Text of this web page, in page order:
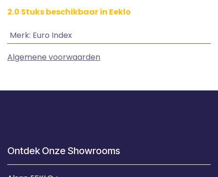
2.0 Stuks beschikbaar in Eeklo
Merk: Euro Index
Algemene voorwaarden
Ontdek Onze Showrooms